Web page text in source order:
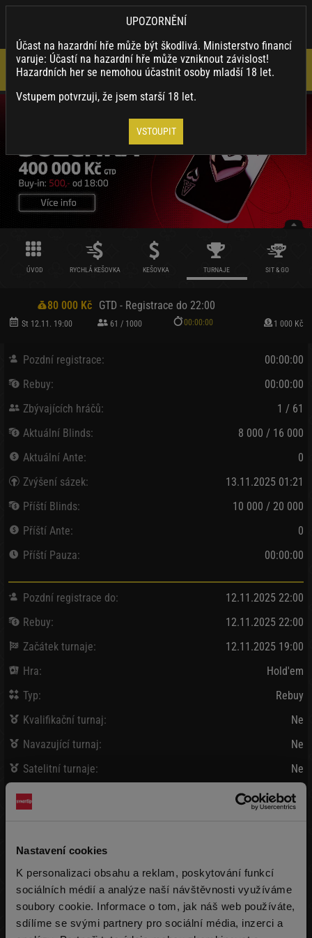
Nastavení cookies
K personalizaci obsahu a reklam, poskytování funkcí
sociálních médií a analýze naší návštěvnosti využíváme
soubory cookie. Informace o tom, jak náš web používáte,
sdílíme se svými partnery pro sociální média, inzerci a
UPOZORNĚNÍ
Účast na hazardní hře může být škodlivá. Ministerstvo financí
varuje: Účastí na hazardní hře může vzniknout závislost!
Hazardních her se nemohou účastnit osoby mladší 18 let.
Vstupem potvrzuji, že jsem starší 18 let.
VSTOUPIT
ÚVOD RYCHLÁ KEŠOVKA KEŠOVKA TURNAJE SIT & GO
80 000 Kč GTD - Registrace do 22:00
St 12.11. 19:00 61 / 1000 00:00:00 1 000 Kč
Pozdní registrace:
00:00:00
Rebuy:
00:00:00
Zbývajících hráčů:
1 / 61
Aktuální Blinds:
8 000 / 16 000
Aktuální Ante:
0
Zvýšení sázek:
13.11.2025 01:21
Příští Blinds:
10 000 / 20 000
Příští Ante:
0
Příští Pauza:
00:00:00
Pozdní registrace do:
12.11.2025 22:00
Rebuy:
12.11.2025 22:00
Začátek turnaje:
12.11.2025 19:00
Hra:
Hold'em
Typ:
Rebuy
Kvalifikační turnaj:
Ne
Navazující turnaj:
Ne
Satelitní turnaje:
Ne
Bank / Vybráno: /92 820 Kč
Pozdní registrace: 910 Kč + 90 Kč
(15 000 žetonů) max 999x
Rebuy: 910 Kč + 90 Kč
(15 000 žetonů)max 9999x